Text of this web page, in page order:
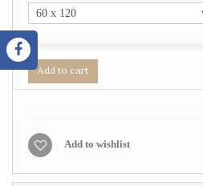
Add to cart
Add to wishlist